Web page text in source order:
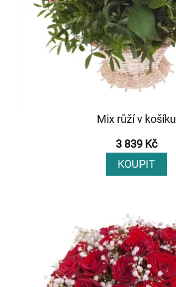
Mix růží v košíku
3 839 Kč
KOUPIT